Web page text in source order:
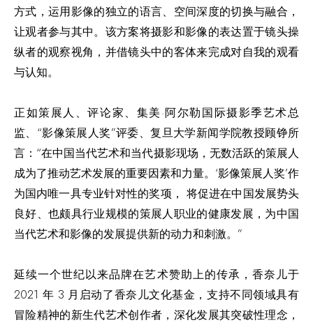
方式，运用影像的独立的语言、空间深度的切换与融合，
让观者参与其中。该方案将摄影和影像的表达置于镜头操
纵者的观察视角，并借镜头中的客体来完成对自我的观看
与认知。
正如策展人、评论家、集美·阿尔勒国际摄影季艺术总
监、“影像策展人奖”评委、复旦大学新闻学院教授顾铮所
言：“在中国当代艺术和当代摄影现场，无数活跃的策展人
成为了推动艺术发展的重要因素和力量。‘影像策展人奖’作
为国内唯一具专业针对性的奖项， 将促进在中国发展势头
良好、也颇具行业规模的策展人职业的健康发展，为中国
当代艺术和影像的发展提供新的动力和刺激。”
延续一个世纪以来品牌在艺术赞助上的传承，香奈儿于
2021 年 3 月启动了香奈儿文化基金，支持不同领域具有
冒险精神的新生代艺术创作者，深化发展其突破性理念，